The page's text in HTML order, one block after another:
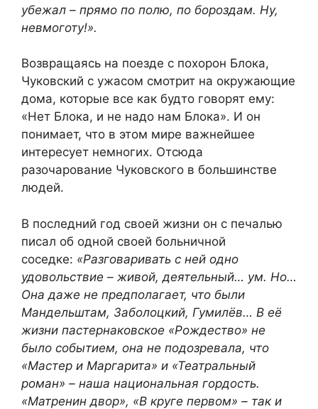
убежал – прямо по полю, по бороздам. Ну,
невмоготу!».
Возвращаясь на поезде с похорон Блока,
Чуковский с ужасом смотрит на окружающие
дома, которые все как будто говорят ему:
«Нет Блока, и не надо нам Блока». И он
понимает, что в этом мире важнейшее
интересует немногих. Отсюда
разочарование Чуковского в большинстве
людей.
В последний год своей жизни он с печалью
писал об одной своей больничной
соседке: «Разговаривать с ней одно
удовольствие – живой, деятельный… ум. Но…
Она даже не предполагает, что были
Мандельштам, Заболоцкий, Гумилёв… В её
жизни пастернаковское «Рождество» не
было событием, она не подозревала, что
«Мастер и Маргарита» и «Театральный
роман» – наша национальная гордость.
«Матренин двор», «В круге первом» – так и